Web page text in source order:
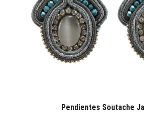
Pendientes Soutache